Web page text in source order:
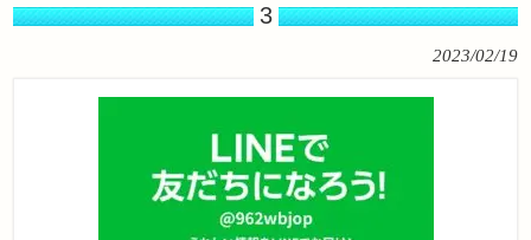
3
2023/02/19